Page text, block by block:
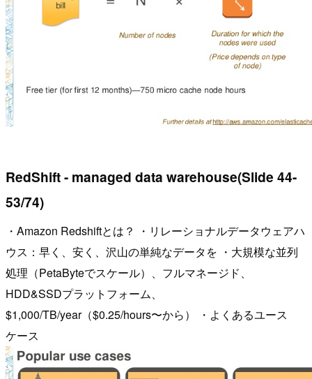
RedShift - managed data warehouse(Slide 44-
53/74)
・Amazon Redshiftとは？ ・リレーショナルデータウェアハ
ウス：早く、安く、沢山の単純なデータを ・大規模な並列
処理（PetaByteでスケール）、フルマネージド、
HDD&SSDプラットフォーム、
$1,000/TB/year（$0.25/hours〜から） ・よくあるユース
ケース